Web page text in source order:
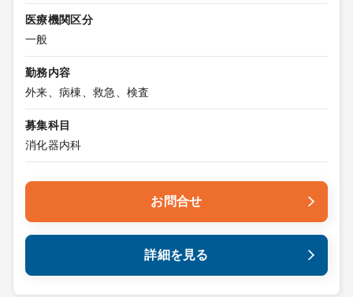
医療機関区分
一般
勤務内容
外来、病棟、救急、検査
募集科目
消化器内科
お問合せ
詳細を見る